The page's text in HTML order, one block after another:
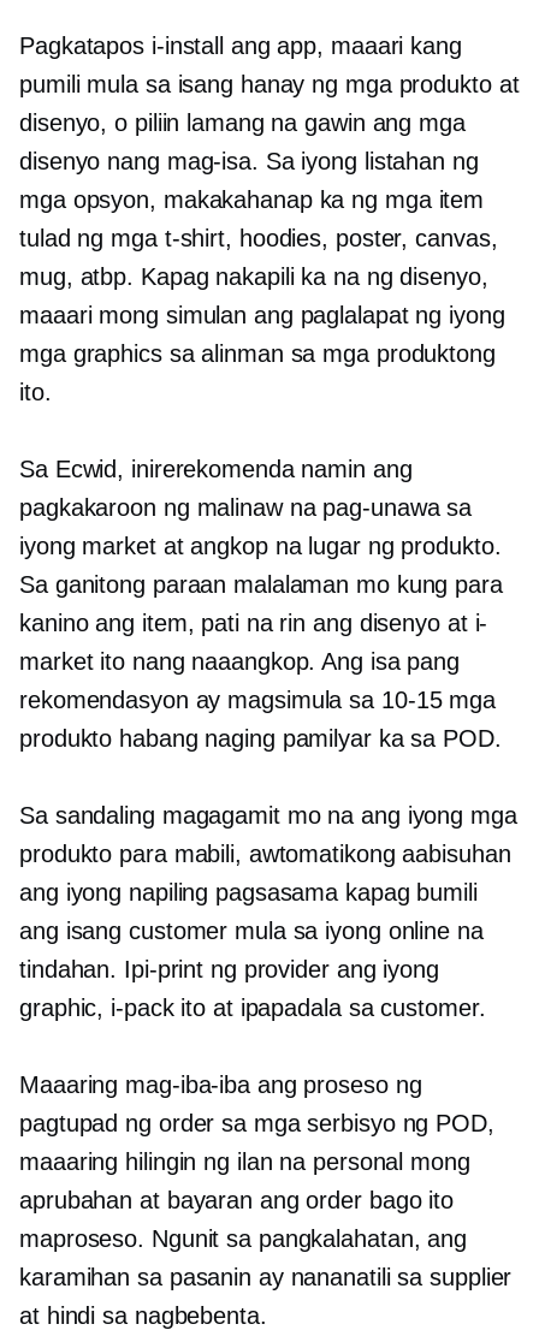
Pagkatapos i-install ang app, maaari kang
pumili mula sa isang hanay ng mga produkto at
disenyo, o piliin lamang na gawin ang mga
disenyo nang mag-isa. Sa iyong listahan ng
mga opsyon, makakahanap ka ng mga item
tulad ng mga t-shirt, hoodies, poster, canvas,
mug, atbp. Kapag nakapili ka na ng disenyo,
maaari mong simulan ang paglalapat ng iyong
mga graphics sa alinman sa mga produktong
ito.
Sa Ecwid, inirerekomenda namin ang
pagkakaroon ng malinaw na pag-unawa sa
iyong market at angkop na lugar ng produkto.
Sa ganitong paraan malalaman mo kung para
kanino ang item, pati na rin ang disenyo at i-
market ito nang naaangkop. Ang isa pang
rekomendasyon ay magsimula sa 10-15mga
produkto habang naging pamilyar ka sa POD.
Sa sandaling magagamit mo na ang iyong mga
produkto para mabili, awtomatikong aabisuhan
ang iyong napiling pagsasama kapag bumili
ang isang customer mula sa iyong online na
tindahan. Ipi-print ng provider ang iyong
graphic, i-pack ito at ipapadala sa customer.
Maaaring mag-iba-iba ang proseso ng
pagtupad ng order sa mga serbisyo ng POD,
maaaring hilingin ng ilan na personal mong
aprubahan at bayaran ang order bago ito
maproseso. Ngunit sa pangkalahatan, ang
karamihan sa pasanin ay nananatili sa supplier
at hindi sa nagbebenta.